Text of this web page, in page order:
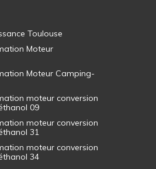
Toulouse
Moteur
Moteur Camping-
moteur conversion
09
moteur conversion
31
moteur conversion
34